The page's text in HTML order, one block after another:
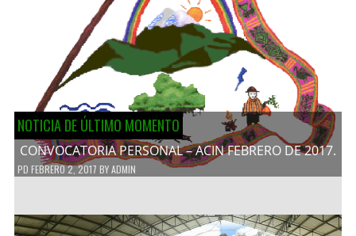
NOTICIA DE ÚLTIMO MOMENTO
CONVOCATORIA PERSONAL – ACIN FEBRERO DE 2017.
PD FEBRERO 2, 2017 BYADMIN